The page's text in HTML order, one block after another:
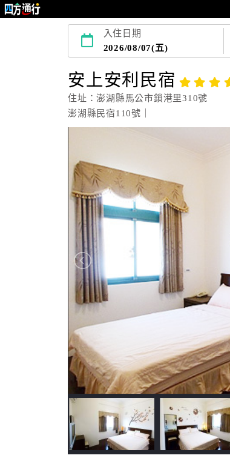
入住日期
2026/08/07(五)
安上安利民宿
住址：澎湖縣馬公市鎖港里310號
澎湖縣民宿110號｜